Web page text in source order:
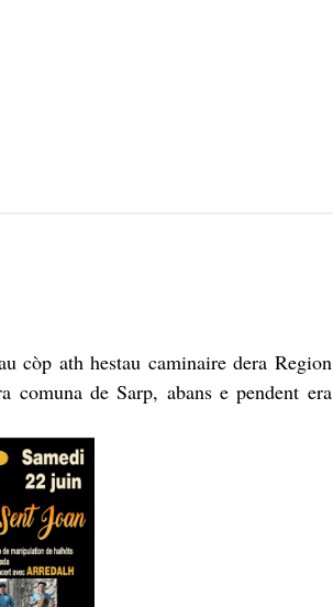
còp ath hestau caminaire dera Region
comuna de Sarp, abans e pendent era